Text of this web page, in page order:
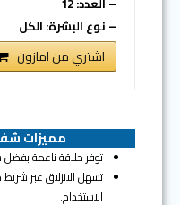
– نوع البشرة: الكل
اشتري من امازون
مميزات
توفر حلاقة ناعمة بفضل
تسهل الانزلاق عبر
الاستخدام.